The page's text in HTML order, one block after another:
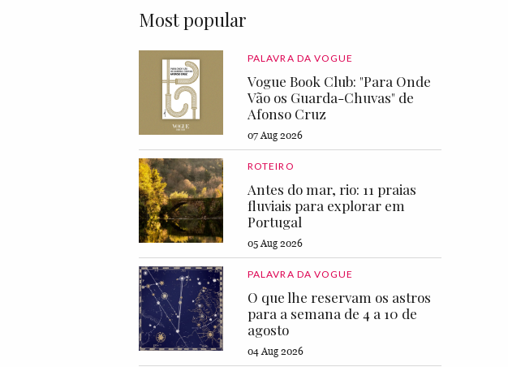
Most popular
PALAVRA DA VOGUE
Vogue Book Club: "Para Onde
Vão os Guarda-Chuvas" de
Afonso Cruz
07 Aug 2026
ROTEIRO
Antes do mar, rio: 11 praias
fluviais para explorar em
Portugal
05 Aug 2026
PALAVRA DA VOGUE
O que lhe reservam os astros
para a semana de 4 a 10 de
agosto
04 Aug 2026